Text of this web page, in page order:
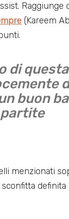
Raggiunge
(Kareem
di
buon
menzionati
definita